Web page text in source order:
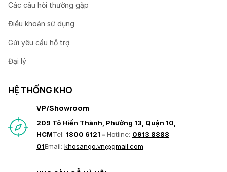
Các câu hỏi thường gặp
Điều khoản sử dụng
Gửi yêu cầu hỗ trợ
Đại lý
HỆ THỐNG KHO
VP/Showroom
209 Tô Hiến Thành, Phường 13, Quận 10,
HCMTel: 1800 6121 –Hotline: 0913 8888
01Email: khosango.vn@gmail.com